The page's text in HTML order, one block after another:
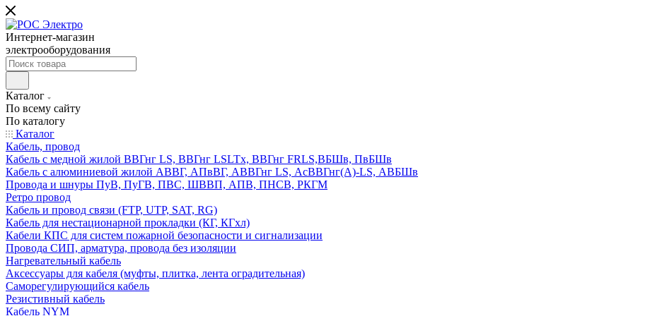
Интернет-магазин
электрооборудования
Каталог
По всему сайту
По каталогу
Каталог
Кабель, провод
Кабель с медной жилой ВВГнг LS, ВВГнг LSLTx, ВВГнг FRLS,ВБШв, ПвБШв
Кабель с алюминиевой жилой АВВГ, АПвВГ, АВВГнг LS, АсВВГнг(А)-LS, АВБШв
Провода и шнуры ПуВ, ПуГВ, ПВС, ШВВП, АПВ, ПНСВ, РКГМ
Ретро провод
Кабель и провод связи (FTP, UTP, SAT, RG)
Кабель для нестационарной прокладки (КГ, КГхл)
Кабели КПС для систем пожарной безопасности и сигнализации
Провода СИП, арматура, провода без изоляции
Нагревательный кабель
Аксессуары для кабеля (муфты, плитка, лента оградительная)
Саморегулирующийся кабель
Резистивный кабель
Кабель NYM